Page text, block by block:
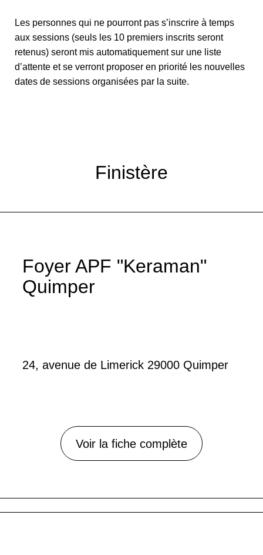
Les personnes qui ne pourront pas s’inscrire à temps
aux sessions (seuls les 10 premiers inscrits seront
retenus) seront mis automatiquement sur une liste
d’attente et se verront proposer en priorité les nouvelles
dates de sessions organisées par la suite.
Finistère
Foyer APF "Keraman"
Quimper
24, avenue de Limerick 29000 Quimper
Voir la fiche complète